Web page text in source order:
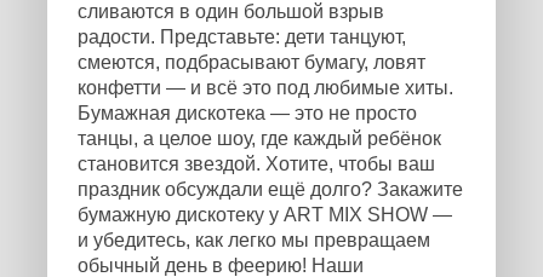
сливаются в один большой взрыв
радости. Представьте: дети танцуют,
смеются, подбрасывают бумагу, ловят
конфетти — и всё это под любимые хиты.
Бумажная дискотека — это не просто
танцы, а целое шоу, где каждый ребёнок
становится звездой. Хотите, чтобы ваш
праздник обсуждали ещё долго? Закажите
бумажную дискотеку у ART MIX SHOW —
и убедитесь, как легко мы превращаем
обычный день в феерию! Наши